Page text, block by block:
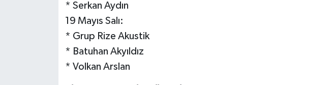
* Serkan Aydın
19 Mayıs Salı:
* Grup Rize Akustik
* Batuhan Akyıldız
* Volkan Arslan